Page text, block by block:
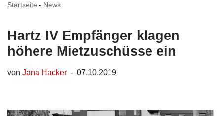
Startseite - News
Hartz IV Empfänger klagen
höhere Mietzuschüsse ein
von Jana Hacker 07.10.2019